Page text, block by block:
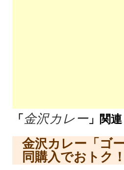
「 金沢カレー」関連
金沢カレー「ゴ
同購入でおトク